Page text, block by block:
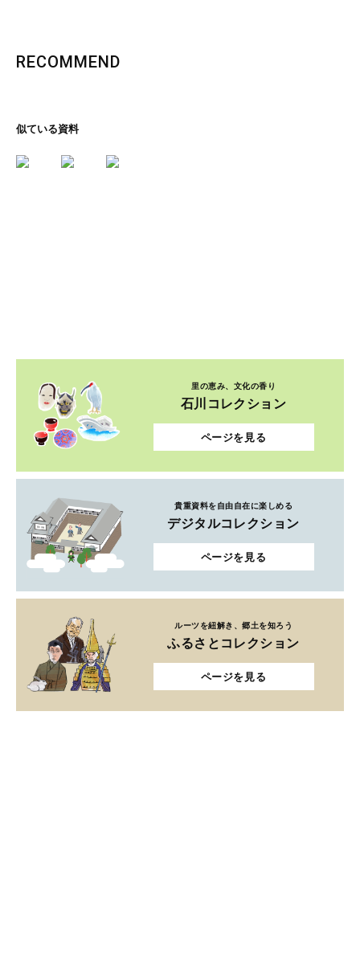
RECOMMEND
似ている資料
里の恵み、文化の香り
石川コレクション
ページを見る
貴重資料を自由自在に楽しめる
デジタルコレクション
ページを見る
ルーツを紐解き、郷土を知ろう
ふるさとコレクション
ページを見る